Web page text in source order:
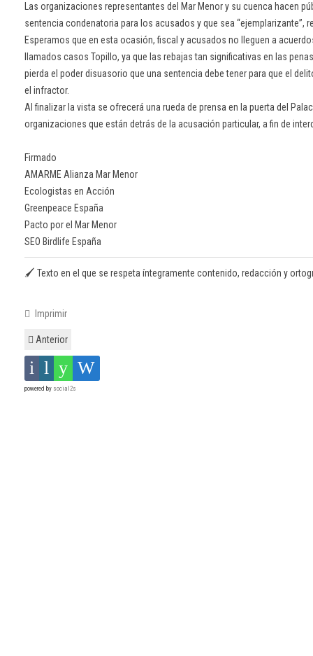
Las organizaciones representantes del Mar Menor y su cuenca hacen
sentencia condenatoria para los acusados y que sea
Esperamos que en esta ocasión, fiscal y acusados no lleguen a
llamados casos Topillo, ya que las rebajas tan significativas en las
pierda el poder disuasorio que una sentencia debe tener para que el
el infractor.
Al finalizar la vista se ofrecerá una rueda de prensa en la puerta del
organizaciones que están detrás de la acusación particular, a fin de
Firmado
AMARME Alianza Mar Menor
Ecologistas en Acción
Greenpeace España
Pacto por el Mar Menor
SEO Birdlife España
🖌️ Texto en el que se respeta íntegramente contenido, redacción y
Imprimir
Anterior
powered by social2s